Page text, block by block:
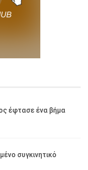
έφτασε ένα βήμα
συγκινητικό